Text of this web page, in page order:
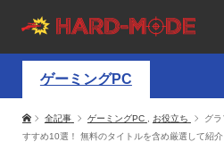
ゲーミングPC
全記事 ゲーミングPC お役立ち
グ
すすめ10選！ 無料のタイトルを含め厳選して紹介